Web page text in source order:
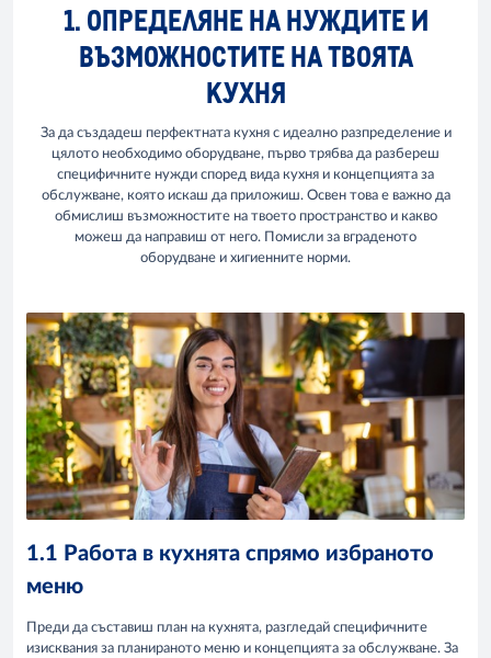
1. ОПРЕДЕЛЯНЕ НА НУЖДИТЕ И
ВЪЗМОЖНОСТИТЕ НА ТВОЯТА
КУХНЯ
За да създадеш перфектната кухня с идеално разпределение и
цялото необходимо оборудване, първо трябва да разбереш
специфичните нужди според вида кухня и концепцията за
обслужване, която искаш да приложиш. Освен това е важно да
обмислиш възможностите на твоето пространство и какво
можеш да направиш от него. Помисли за вграденото
оборудване и хигиенните норми.
1.1 Работа в кухнята спрямо избраното
меню
Преди да съставиш план на кухнята, разгледай специфичните
изисквания за планираното меню и концепцията за обслужване. За